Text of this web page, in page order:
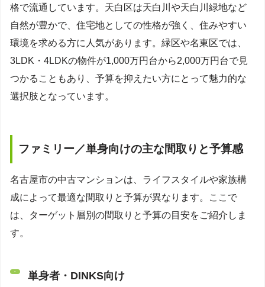
格で流通しています。天白区は天白川や天白川緑地など
自然が豊かで、住宅地としての性格が強く、住みやすい
環境を求める方に人気があります。緑区や名東区では、
3LDK・4LDKの物件が1,000万円台から2,000万円台で見
つかることもあり、予算を抑えたい方にとって魅力的な
選択肢となっています。
ファミリー／単身向けの主な間取りと予算感
名古屋市の中古マンションは、ライフスタイルや家族構
成によって最適な間取りと予算が異なります。ここで
は、ターゲット層別の間取りと予算の目安をご紹介しま
す。
単身者・DINKS向け